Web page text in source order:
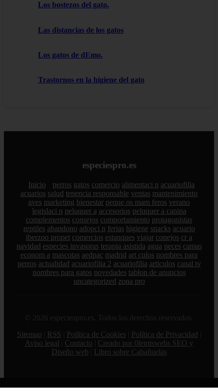
Los bostezos del gato.
Las distancias de los gatos
Los gatos de dEmo.
Trastornos en la higiene del gato
especiespro.es
Inicio perros gatos comercio alimentaci n acuariofilia
acuarios salud tenencia responsable ventas mantenimiento
aves marketing bienestar peque os mam feros verano
legislaci n peluquer a accesorios peluquer a canina
complementos consejos comportamiento protagonistas
reptiles abandono adopci n ferias higiene snacks acuario
iberzoo propet comercios estanques viajar conejos cr a
navidad especies invasoras terapia asistida agua peces camas
econom a mascotas aedpac madrid art culos nombres para
perros actualidad acuariofilia 2 acuariofilia articulos canal tv
nombres para gatos novedades tablon de anuncios
uncategorized zona pro
© 2026 especiespro.es. Todos los derechos reservados.
Sitemap
RSS Política de Cookies Política de Privacidad
Aviso legal
Contacto
Creado por 0lemiswebs SEO y
Diseño web
Libro sobre Cabañuelas